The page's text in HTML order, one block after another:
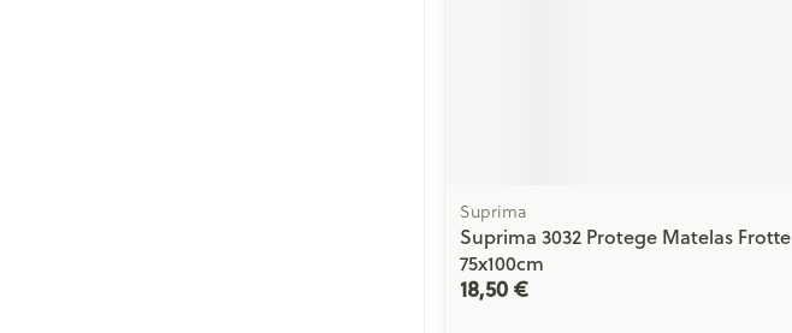
Suprima
Suprima 3032 Protege Matelas Frotte
75x100cm
18,50 €